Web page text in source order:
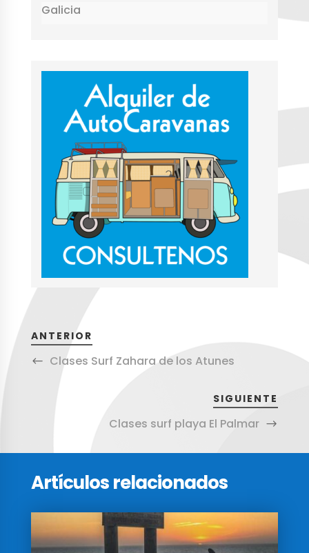
Galicia
ANTERIOR
Clases Surf Zahara de los Atunes
SIGUIENTE
Clases surf playa El Palmar
Artículos relacionados